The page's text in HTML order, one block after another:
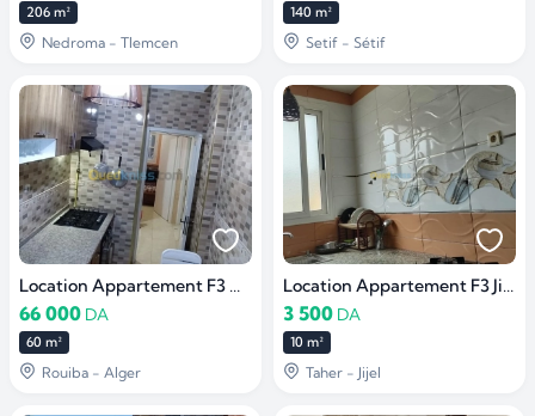
206 m²
Nedroma - Tlemcen
140 m²
Setif - Sétif
Location Appartement F3 Alger Rouiba
66 000 DA
60 m²
Rouiba - Alger
Location Appartement F3 Jijel Taher
3 500 DA
10 m²
Taher - Jijel